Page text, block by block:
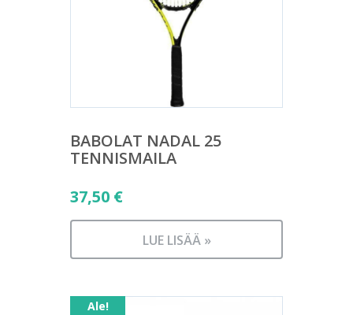
BABOLAT NADAL 25
TENNISMAILA
37,50 €
LUE LISÄÄ »
Ale!